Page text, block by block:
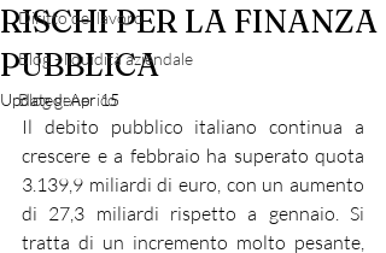
Diritto del lavoro
Blog - liquidità aziendale
Blog generico
RISCHI PER LA FINANZA
PUBBLICA
Updated:Apr 15
Il debito pubblico italiano continua a
crescere e a febbraio ha superato quota
3.139,9 miliardi di euro, con un aumento
di 27,3 miliardi rispetto a gennaio. Si
tratta di un incremento molto pesante,